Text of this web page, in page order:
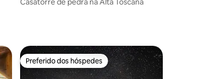
Preferido dos hóspedes
Preferido dos hóspedes